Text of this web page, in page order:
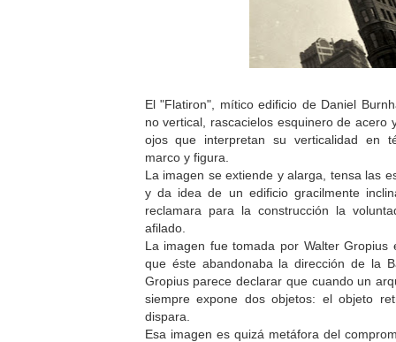
El "Flatiron", mítico edificio de Daniel
no vertical, rascacielos esquinero de acero
ojos que interpretan su verticalidad en
marco y figura.
La imagen se extiende y alarga, tensa las
y da idea de un edificio gracilmente
reclamara para la construcción la
afilado.
La imagen fue tomada por Walter
que éste abandonaba la dirección de la
Gropius parece declarar que cuando un
siempre expone dos objetos: el objeto
dispara.
Esa imagen es quizá metáfora del